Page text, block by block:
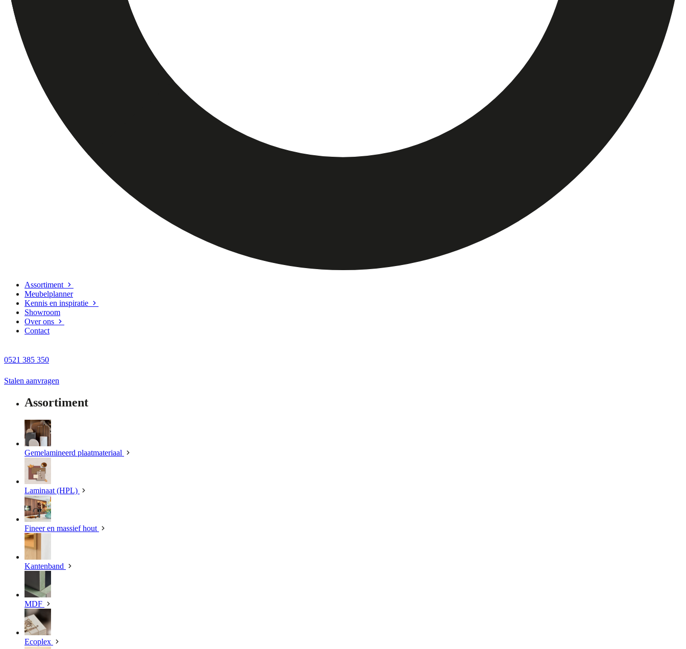
Assortiment
Meubelplanner
Kennis en inspiratie
Showroom
Over ons
Contact
0521 385 350
Stalen aanvragen
Assortiment
Gemelamineerd plaatmateriaal
Laminaat (HPL)
Fineer en massief hout
Kantenband
MDF
Ecoplex